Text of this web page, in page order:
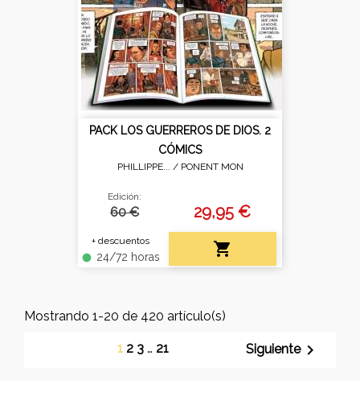
PACK LOS GUERREROS DE DIOS. 2
CÓMICS
PHILLIPPE... / PONENT MON
Edición:
60 €
+ descuentos
fiber_manual_record 24/72 horas
29,95 €

Mostrando 1-20 de 420 artículo(s)
1 2 3 … 21 Siguiente